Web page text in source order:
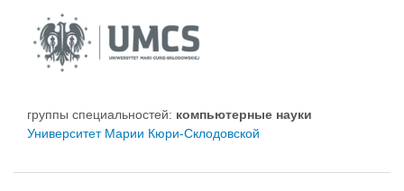
группы специальностей: компьютерныe нayки
Университет Марии Кюри-Склодовской